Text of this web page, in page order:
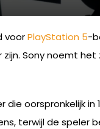
voorPlayStation 5-
Sony noemt
oorspronkelijk
terwijl de speler